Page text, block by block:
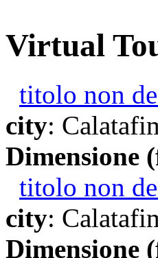
Virtual
titolo non
city:
Dimensione
titolo non
city:
Dimensione